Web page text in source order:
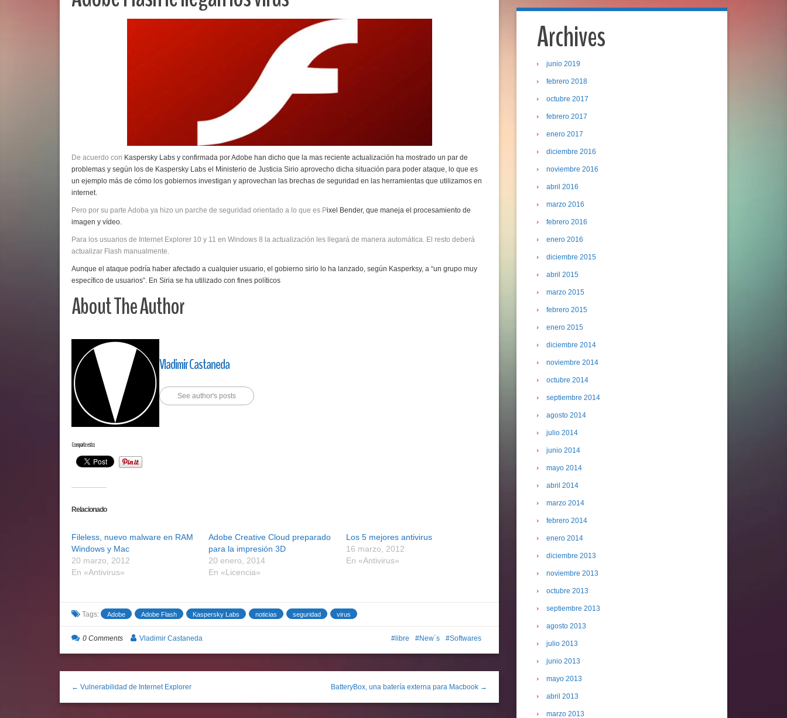
De acuerdo con Kaspersky Labs y confirmada por Adobe han dicho que la mas reciente actualización ha mostrado un par de
problemas y según los de Kaspersky Labs el Ministerio de Justicia Sirio aprovecho dicha situación para poder ataque, lo que es
un ejemplo más de cómo los gobiernos investigan y aprovechan las brechas de seguridad en las herramientas que utilizamos en
internet.
Pero por su parte Adoba ya hizo un parche de seguridad orientado a lo que es Pixel Bender, que maneja el procesamiento de
imagen y vídeo.
Para los usuarios de Internet Explorer 10 y 11 en Windows 8 la actualización les llegará de manera automática. El resto deberá
actualizar Flash manualmente.
Aunque el ataque podría haber afectado a cualquier usuario, el gobierno sirio lo ha lanzado, según Kasperksy, a “un grupo muy
específico de usuarios”. En Siria se ha utilizado con fines políticos
About The Author
Vladimir Castaneda
See author's posts
Comparte esto:
Relacionado
Fileless, nuevo malware en RAM
Windows y Mac
20 marzo, 2012
En «Antivirus»
Adobe Creative Cloud preparado
para la impresión 3D
20 enero, 2014
En «Licencia»
Los 5 mejores antivirus
16 marzo, 2012
En «Antivirus»
Tags: Adobe Adobe Flash Kaspersky Labs noticias seguridad virus
libre New´s Softwares
0 Comments Vladimir Castaneda
← Vulnerabilidad de Internet Explorer BatteryBox, una batería externa para Macbook →
Archives
junio 2019
febrero 2018
octubre 2017
febrero 2017
enero 2017
diciembre 2016
noviembre 2016
abril 2016
marzo 2016
febrero 2016
enero 2016
diciembre 2015
abril 2015
marzo 2015
febrero 2015
enero 2015
diciembre 2014
noviembre 2014
octubre 2014
septiembre 2014
agosto 2014
julio 2014
junio 2014
mayo 2014
abril 2014
marzo 2014
febrero 2014
enero 2014
diciembre 2013
noviembre 2013
octubre 2013
septiembre 2013
agosto 2013
julio 2013
junio 2013
mayo 2013
abril 2013
marzo 2013